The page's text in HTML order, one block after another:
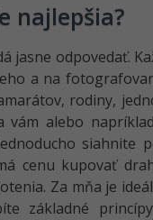
najlepšia?
jasne odpovedať.
a na
rodiny,
vám alebo
siahnite
cenu kupovať
Za mňa je
základné